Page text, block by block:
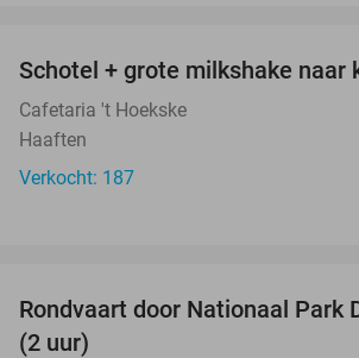
Schotel + grote milkshake naar
Cafetaria 't Hoekske
Haaften
Verkocht: 187
Rondvaart door Nationaal Park
(2 uur)